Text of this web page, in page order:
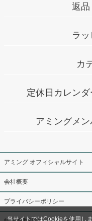
返品
ラ
カ
定休日カレンダ
アミングメ
アミング オフィシャルサイト
会社概要
プライバシーポリシー
当サイトではCookieを使用し